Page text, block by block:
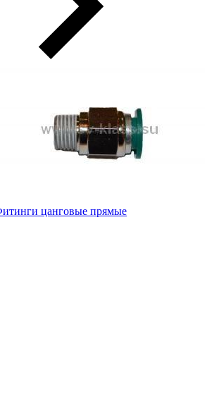
цанговые прямые